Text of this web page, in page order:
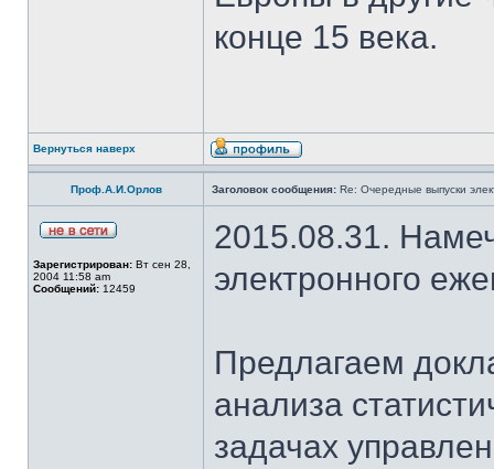
конце 15 века.
Вернуться наверх
Проф.А.И.Орлов Заголовок сообщения: Re: Очередные выпуски
Зарегистрирован: Вт сен 28,
2004 11:58 am
Сообщений: 12459
2015.08.31.
электронного
Предлагаем
анализа
задачах